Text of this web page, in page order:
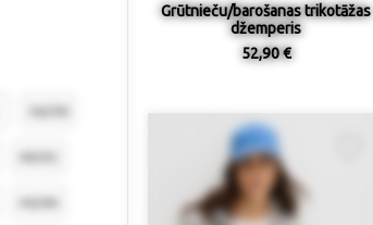
Grūtnieču/barošanas trikotāžas
džemperis
52,90 €